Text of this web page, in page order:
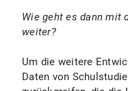
Wie geht es dann mit
weiter?
Um die weitere
Daten von